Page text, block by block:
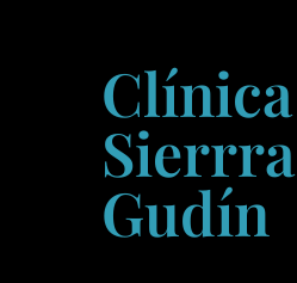
Clínica
Sierrra
Gudín